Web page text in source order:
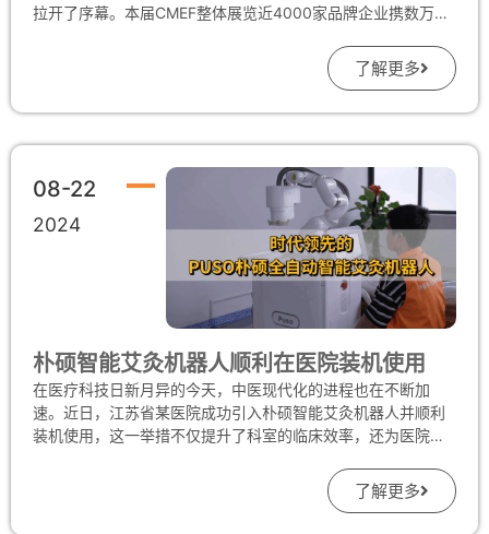
拉开了序幕。本届CMEF整体展览近4000家品牌企业携数万款
健康文化科技有限公司的团队再次亮相CMEF会展，在这场汇聚
全球前沿医疗科技成果的医疗盛宴上，PUSO朴硕继续秉持“中
相展区，不断吸引行人驻足咨询，外国友人更是不在少数，赞
叹不绝，中国之科技进步。 深入合作的代理商同仁们也来到
PUSO朴硕展位，了解公司的最新产品和代理战略，交流分析
市场端的新需求等等；免费提供的罗汉果茶饮也彰显了我们有
温度的企业理念及服务态度。 PUSO朴硕精神从不囿于跃进创
新，更包蕴着传承发扬中医文化的责任担当。展会期间，
PUSO朴硕的团队在现场耐心答疑，广泛交流，坚持将传统中
医技艺与人工智能相结合，在走向现代化、全球化的进程上以
器载道，传承文脉，再谱华章。
了解更多
08-22
2024
朴硕智能艾灸机器人顺利在医院装机使用
在医疗科技日新月异的今天，中医现代化的进程也在不断加
速。近日，江苏省某医院成功引入朴硕智能艾灸机器人并顺利
装机使用，这一举措不仅提升了科室的临床效率，还为医院的
象。 朴硕智能艾灸机器人的引入，为医院带来了显著的改变。
传统的艾灸治疗往往依赖于人工操作，不仅费时费力，而且难
了解更多